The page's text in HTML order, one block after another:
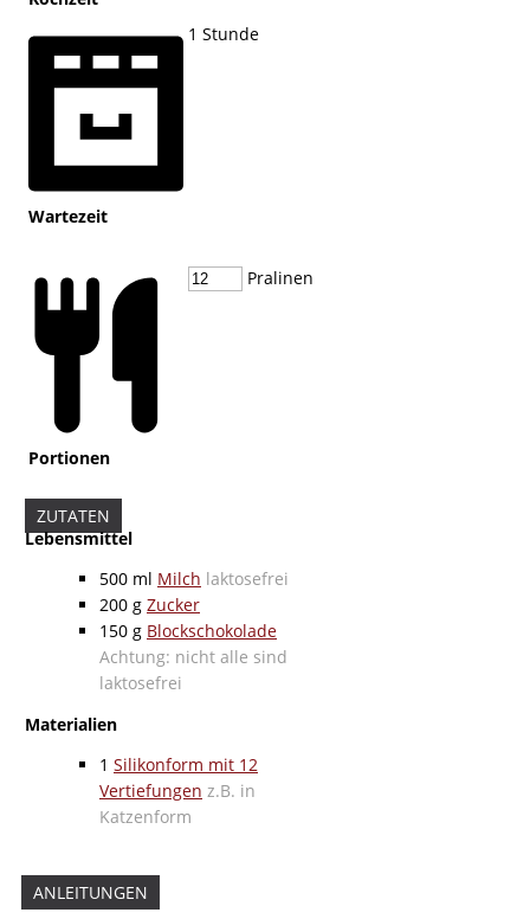
Wartezeit
1 Stunde
Portionen
Pralinen
ZUTATEN
Lebensmittel
500 ml Milch laktosefrei
200 g Zucker
150 g Blockschokolade
Achtung: nicht alle sind
laktosefrei
Materialien
1 Silikonform mit 12
Vertiefungen z.B. in
Katzenform
ANLEITUNGEN